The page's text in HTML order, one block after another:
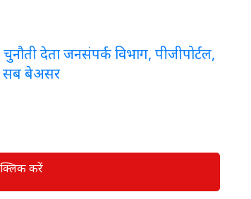
चुनौती देता जनसंपर्क विभाग, पीजीपोर्टल,
सब बेअसर
करें